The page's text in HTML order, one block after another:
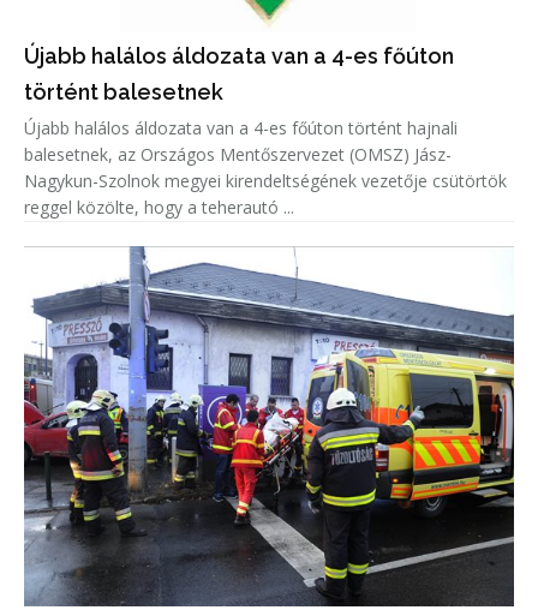
Újabb halálos áldozata van a 4-es főúton
történt balesetnek
Újabb halálos áldozata van a 4-es főúton történt hajnali
balesetnek, az Országos Mentőszervezet (OMSZ) Jász-
Nagykun-Szolnok megyei kirendeltségének vezetője csütörtök
reggel közölte, hogy a teherautó ...